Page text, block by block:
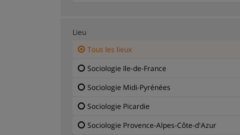
Lieu
Tous les lieux
Sociologie Ile-de-France
Sociologie Midi-Pyrénées
Sociologie Picardie
Sociologie Provence-Alpes-Côte-d'Azur